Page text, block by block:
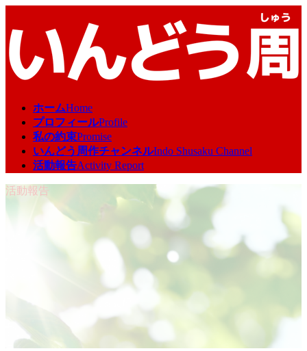
テ
ン
ツ
ゲ
ー
シ
ホームHome
プロフィールProfile
私の約束Promise
いんどう周作チャンネルIndo Shusaku Channel
活動報告Activity Report
活動報告